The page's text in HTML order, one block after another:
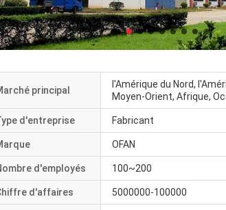
principal
l'Amérique du Nord,
Moyen-Orient, Afrique,
d'entreprise Fabricant
OFAN
d'employés 100~200
d'affaires 5000000-100000